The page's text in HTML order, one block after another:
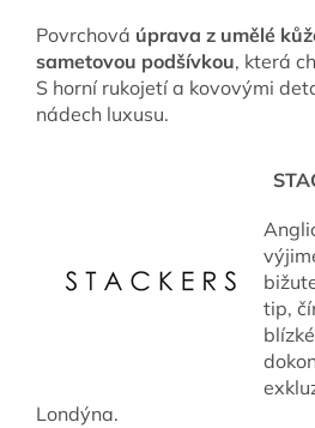
Povrchová úprava z umělé
sametovou podšívkou, která
S horní rukojetí a kovovými
nádech luxusu.
tip,
Londýna.